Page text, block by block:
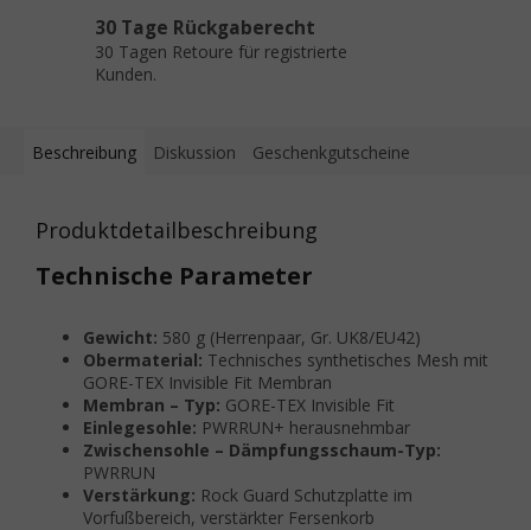
30 Tage Rückgaberecht
30 Tagen Retoure für registrierte
Kunden.
Beschreibung Diskussion Geschenkgutscheine
Produktdetailbeschreibung
Technische Parameter
Gewicht: 580 g (Herrenpaar, Gr. UK8/EU42)
Obermaterial: Technisches synthetisches Mesh mit
GORE-TEX Invisible Fit Membran
Membran – Typ: GORE-TEX Invisible Fit
Einlegesohle: PWRRUN+ herausnehmbar
Zwischensohle – Dämpfungsschaum-Typ:
PWRRUN
Verstärkung: Rock Guard Schutzplatte im
Vorfußbereich, verstärkter Fersenkorb